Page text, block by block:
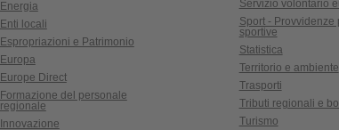
Energia
Enti locali
Espropriazioni e Patrimonio
Europa
Europe Direct
Formazione del personale
regionale
Innovazione
Servizio volontario
Sport - Provvidenze
sportive
Statistica
Territorio e ambiente
Trasporti
Tributi regionali e
Turismo